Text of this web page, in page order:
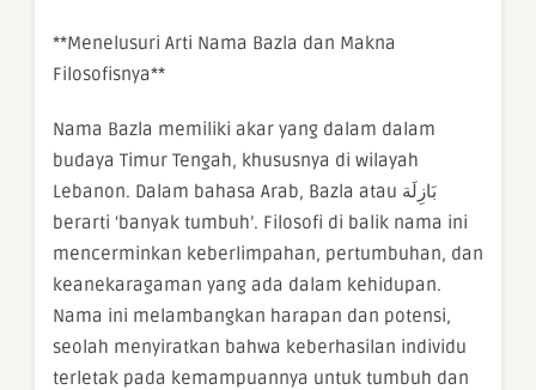
**Menelusuri Arti Nama Bazla dan Makna
Filosofisnya**
Nama Bazla memiliki akar yang dalam dalam
budaya Timur Tengah, khususnya di wilayah
Lebanon. Dalam bahasa Arab, Bazla atau بَازِلَة
berarti ‘banyak tumbuh’. Filosofi di balik nama ini
mencerminkan keberlimpahan, pertumbuhan, dan
keanekaragaman yang ada dalam kehidupan.
Nama ini melambangkan harapan dan potensi,
seolah menyiratkan bahwa keberhasilan individu
terletak pada kemampuannya untuk tumbuh dan